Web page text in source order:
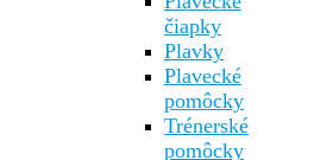
čiapky
Plavky
Plavecké
pomôcky
Trénerské
pomôcky